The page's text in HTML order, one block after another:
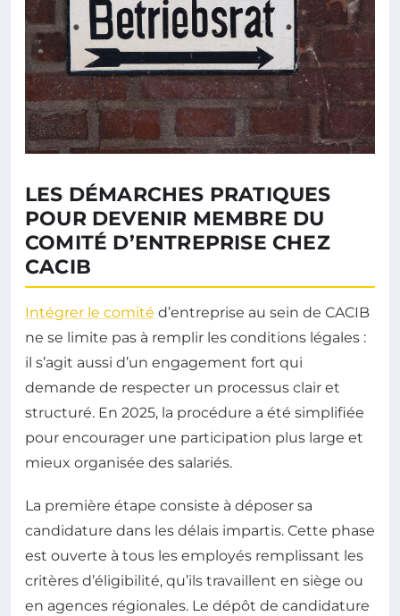
LES DÉMARCHES PRATIQUES
POUR DEVENIR MEMBRE DU
COMITÉ D’ENTREPRISE CHEZ
CACIB
Intégrer le comité d’entreprise au sein de CACIB
ne se limite pas à remplir les conditions légales :
il s’agit aussi d’un engagement fort qui
demande de respecter un processus clair et
structuré. En 2025, la procédure a été simplifiée
pour encourager une participation plus large et
mieux organisée des salariés.
La première étape consiste à déposer sa
candidature dans les délais impartis. Cette phase
est ouverte à tous les employés remplissant les
critères d’éligibilité, qu’ils travaillent en siège ou
en agences régionales. Le dépôt de candidature